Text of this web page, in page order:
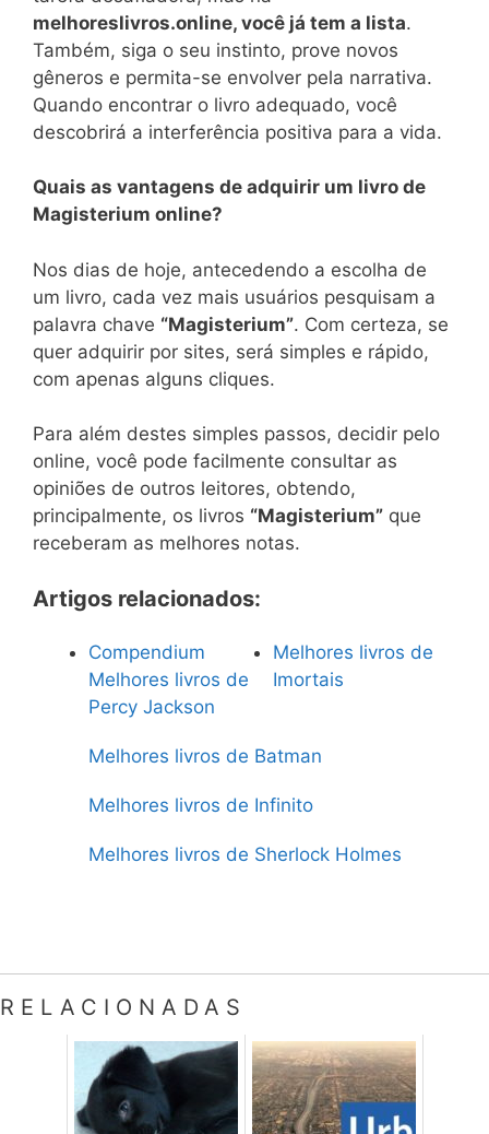
melhoreslivros.online, você já tem a lista.
Também, siga o seu instinto, prove novos
gêneros e permita-se envolver pela narrativa.
Quando encontrar o livro adequado, você
descobrirá a interferência positiva para a vida.
Quais as vantagens de adquirir um livro de
Magisterium online?
Nos dias de hoje, antecedendo a escolha de
um livro, cada vez mais usuários pesquisam a
palavra chave “Magisterium”. Com certeza, se
quer adquirir por sites, será simples e rápido,
com apenas alguns cliques.
Para além destes simples passos, decidir pelo
online, você pode facilmente consultar as
opiniões de outros leitores, obtendo,
principalmente, os livros “Magisterium” que
receberam as melhores notas.
Artigos relacionados:
Compendium
Melhores livros de
Imortais
Melhores livros de
Percy Jackson
Melhores livros de Batman
Melhores livros de Infinito
Melhores livros de Sherlock Holmes
RELACIONADAS